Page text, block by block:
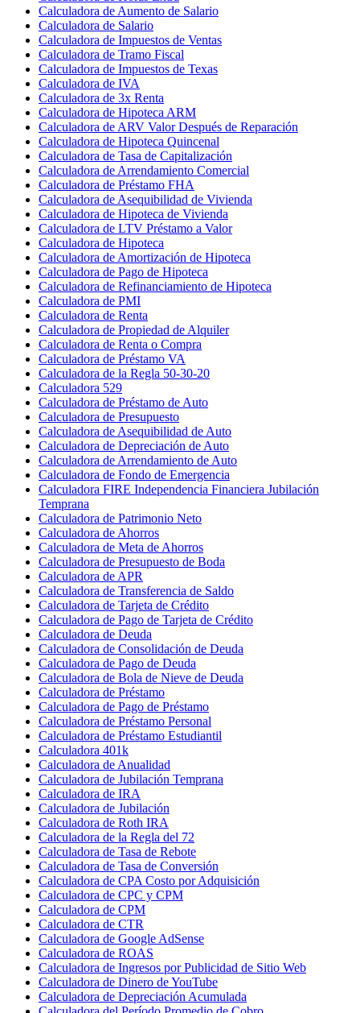
Calculadora de Aumento de Salario
Calculadora de Salario
Calculadora de Impuestos de Ventas
Calculadora de Tramo Fiscal
Calculadora de Impuestos de Texas
Calculadora de IVA
Calculadora de 3x Renta
Calculadora de Hipoteca ARM
Calculadora de ARV Valor Después de Reparación
Calculadora de Hipoteca Quincenal
Calculadora de Tasa de Capitalización
Calculadora de Arrendamiento Comercial
Calculadora de Préstamo FHA
Calculadora de Asequibilidad de Vivienda
Calculadora de Hipoteca de Vivienda
Calculadora de LTV Préstamo a Valor
Calculadora de Hipoteca
Calculadora de Amortización de Hipoteca
Calculadora de Pago de Hipoteca
Calculadora de Refinanciamiento de Hipoteca
Calculadora de PMI
Calculadora de Renta
Calculadora de Propiedad de Alquiler
Calculadora de Renta o Compra
Calculadora de Préstamo VA
Calculadora de la Regla 50-30-20
Calculadora 529
Calculadora de Préstamo de Auto
Calculadora de Presupuesto
Calculadora de Asequibilidad de Auto
Calculadora de Depreciación de Auto
Calculadora de Arrendamiento de Auto
Calculadora de Fondo de Emergencia
Calculadora FIRE Independencia Financiera Jubilación
Temprana
Calculadora de Patrimonio Neto
Calculadora de Ahorros
Calculadora de Meta de Ahorros
Calculadora de Presupuesto de Boda
Calculadora de APR
Calculadora de Transferencia de Saldo
Calculadora de Tarjeta de Crédito
Calculadora de Pago de Tarjeta de Crédito
Calculadora de Deuda
Calculadora de Consolidación de Deuda
Calculadora de Pago de Deuda
Calculadora de Bola de Nieve de Deuda
Calculadora de Préstamo
Calculadora de Pago de Préstamo
Calculadora de Préstamo Personal
Calculadora de Préstamo Estudiantil
Calculadora 401k
Calculadora de Anualidad
Calculadora de Jubilación Temprana
Calculadora de IRA
Calculadora de Jubilación
Calculadora de Roth IRA
Calculadora de la Regla del 72
Calculadora de Tasa de Rebote
Calculadora de Tasa de Conversión
Calculadora de CPA Costo por Adquisición
Calculadora de CPC y CPM
Calculadora de CPM
Calculadora de CTR
Calculadora de Google AdSense
Calculadora de ROAS
Calculadora de Ingresos por Publicidad de Sitio Web
Calculadora de Dinero de YouTube
Calculadora de Depreciación Acumulada